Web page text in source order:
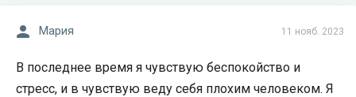
11 нояб. 2023
Мария
В последнее время я чувствую беспокойство и
стресс, и в чувствую веду себя плохим человеком. Я